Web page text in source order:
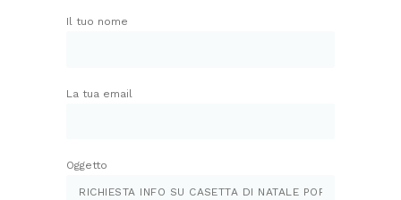
Il tuo nome
La tua email
Oggetto